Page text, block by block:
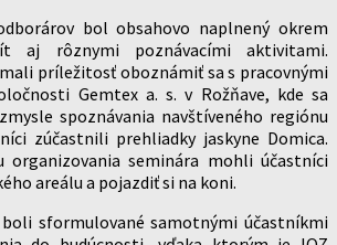
bol obsahovo naplnený okrem
aj rôznymi poznávacími aktivitami.
príležitosť oboznámiť sa s pracovnými
Gemtex a. s. v Rožňave, kde sa
spoznávania navštíveného regiónu
zúčastnili prehliadky jaskyne Domica.
organizovania seminára mohli účastníci
areálu a pojazdiť si na koni.
sformulované samotnými účastníkmi